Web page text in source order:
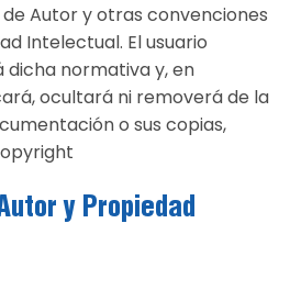
Autor y otras convenciones
Intelectual. El usuario
normativa y, en
ocultará ni removerá de la
o sus copias,
y Propiedad